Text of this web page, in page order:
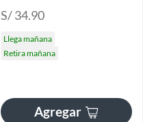
S/ 34.90
Llega mañana
Retira mañana
Agregar